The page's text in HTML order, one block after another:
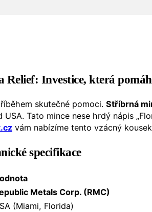
Relief: Investice, která
skutečné pomoci. Stříbrná
USA. Tato mince nese hrdý nápis
vám nabízíme tento vzácný
specifikace
Metals Corp. (RMC)
(Miami, Florida)